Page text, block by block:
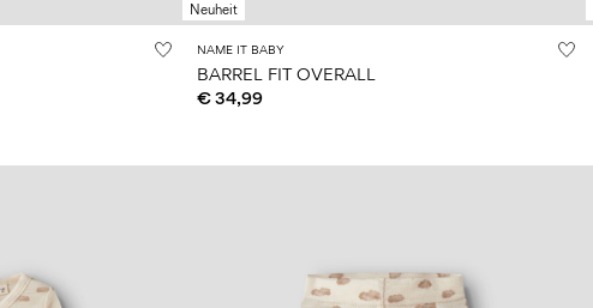
Neuheit
NAME IT BABY
BARREL FIT OVERALL
€ 34,99